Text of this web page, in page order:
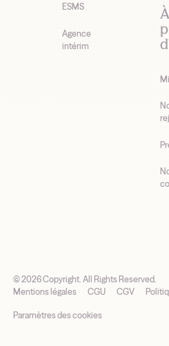
ESMS
Agence
intérim
À
©2026Copyright. All Rights Reserved.
Mentions légales
CGU CGV
Paramètres des cookies